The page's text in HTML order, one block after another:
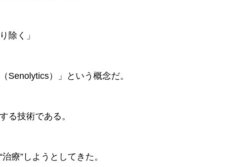
除く」
Senolytics）」という概念だ。
る技術である。
療”しようとしてきた。